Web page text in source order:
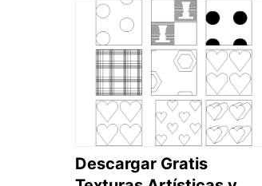
Descargar Gratis